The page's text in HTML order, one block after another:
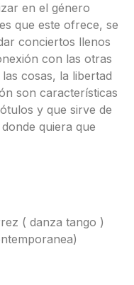
en el género
que este ofrece, se
conciertos llenos
con las otras
cosas, la libertad
son características
y que sirve de
quiera que
( danza tango )